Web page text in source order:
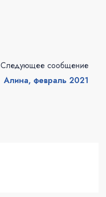
Следующее сообщение
Алина, февраль 2021